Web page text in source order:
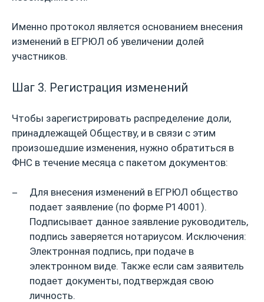
Именно протокол является основанием внесения
изменений в ЕГРЮЛ об увеличении долей
участников.
Шаг 3. Регистрация изменений
Чтобы зарегистрировать распределение доли,
принадлежащей Обществу, и в связи с этим
произошедшие изменения, нужно обратиться в
ФНС в течение месяца с пакетом документов:
Для внесения изменений в ЕГРЮЛ общество
подает заявление (по форме Р14001).
Подписывает данное заявление руководитель,
подпись заверяется нотариусом. Исключения:
Электронная подпись, при подаче в
электронном виде. Также если сам заявитель
подает документы, подтверждая свою
личность.